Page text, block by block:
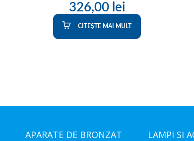
326,00 lei
CITEȘTE MAI MULT
APARATE DE BRONZAT LAMPI SI